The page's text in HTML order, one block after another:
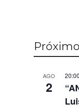
AGO
2
20:00